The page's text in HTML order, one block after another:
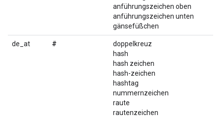
anführungszeichen oben
anführungszeichen unten
gänsefüßchen
de_at #
doppelkreuz
hash
hash zeichen
hash-zeichen
hashtag
nummernzeichen
raute
rautenzeichen